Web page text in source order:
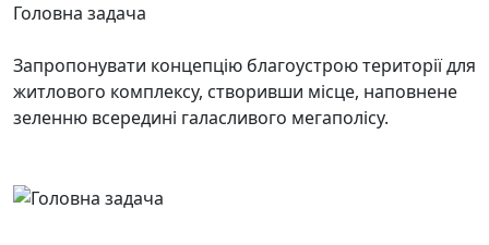
Головна задача
Запропонувати концепцію благоустрою території для
житлового комплексу, створивши місце, наповнене
зеленню всередині галасливого мегаполісу.